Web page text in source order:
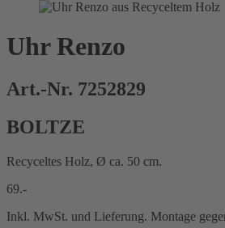
Uhr Renzo
Art.-Nr. 7252829
BOLTZE
Recyceltes Holz, Ø ca. 50 cm.
69.-
Inkl. MwSt. und Lieferung. Montage